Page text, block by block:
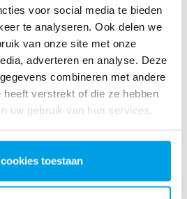
voor social media te bieden
te analyseren. Ook delen we
van onze site met onze
adverteren en analyse. Deze
combineren met andere
heeft verstrekt of die ze hebben
uw gebruik van hun services.
toestaan
vrije ruimte op de site
in een container was